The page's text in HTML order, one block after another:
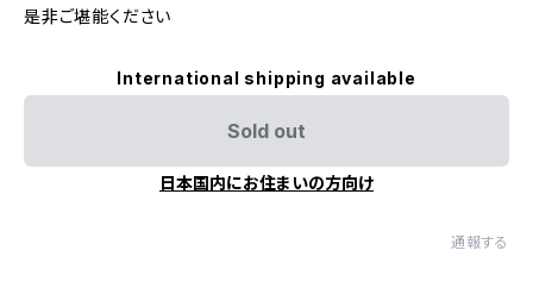
是非ご堪能ください
International shipping available
Sold out
日本国内にお住まいの方向け
通報する